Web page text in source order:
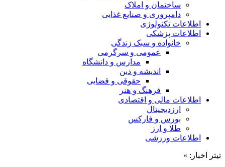
ساختمان و املاک
دامپروری و صنایع غذایی
اطلاعات تکنولوژی
اطلاعات پزشکی
خانواده و سبک زندگی
عمومی و سرگرمی
مدارس و دانشگاه
اندیشه و دین
حقوقی و قضایی
فرهنگ و هنر
اطلاعات مالی و اقتصادی
ارزدیجیتال
بورس و فارکس
طلا و ارز
اطلاعات ورزشی
تیتر اخبار: »